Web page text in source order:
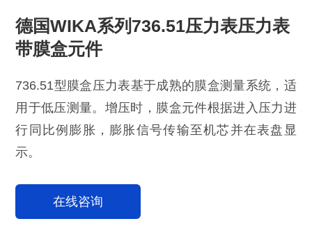
德国WIKA系列736.51压力表压力表
带膜盒元件
736.51型膜盒压力表基于成熟的膜盒测量系统，适
用于低压测量。增压时，膜盒元件根据进入压力进
行同比例膨胀，膨胀信号传输至机芯并在表盘显
示。
在线咨询